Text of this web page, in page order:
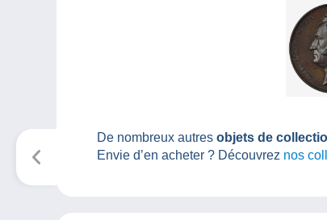
De nombreux autres objets de
Envie d’en acheter ? Découvrez nos